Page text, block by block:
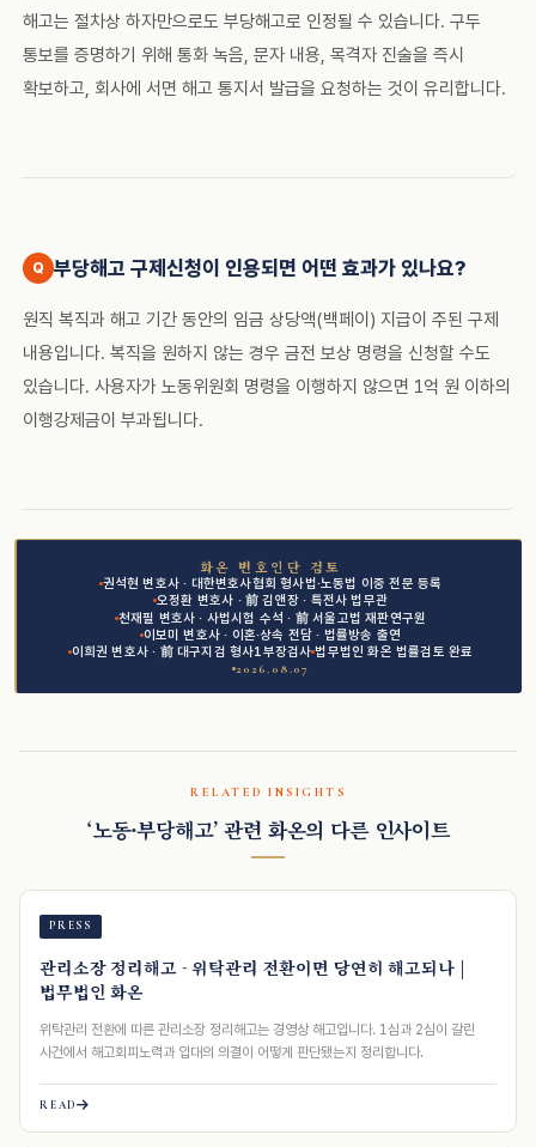
해고는 절차상 하자만으로도 부당해고로 인정될 수 있습니다. 구두
통보를 증명하기 위해 통화 녹음, 문자 내용, 목격자 진술을 즉시
확보하고, 회사에 서면 해고 통지서 발급을 요청하는 것이 유리합니다.
부당해고 구제신청이 인용되면 어떤 효과가 있나요?
원직 복직과 해고 기간 동안의 임금 상당액(백페이) 지급이 주된 구제
내용입니다. 복직을 원하지 않는 경우 금전 보상 명령을 신청할 수도
있습니다. 사용자가 노동위원회 명령을 이행하지 않으면 1억 원 이하의
이행강제금이 부과됩니다.
화온 변호인단 검토
권석현 변호사 · 대한변호사협회 형사법·노동법 이중 전문 등록
오정환 변호사 · 前 김앤장 · 특전사 법무관
천재필 변호사 · 사법시험 수석 · 前 서울고법 재판연구원
이보미 변호사 · 이혼·상속 전담 · 법률방송 출연
이희권 변호사 · 前 대구지검 형사1부장검사 법무법인 화온 법률검토 완료
2026.08.07
RELATED INSIGHTS
‘노동·부당해고’ 관련 화온의 다른 인사이트
PRESS
관리소장 정리해고 - 위탁관리 전환이면 당연히 해고되나 |
법무법인 화온
위탁관리 전환에 따른 관리소장 정리해고는 경영상 해고입니다. 1심과 2심이 갈린
사건에서 해고회피노력과 입대의 의결이 어떻게 판단됐는지 정리합니다.
READ